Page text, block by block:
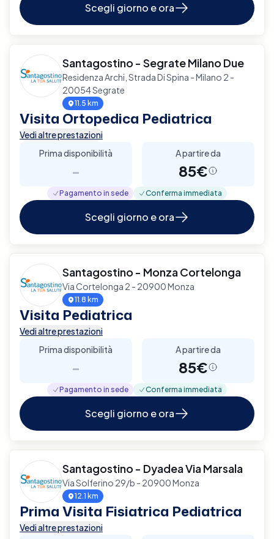
Scegli giorno e ora
Santagostino - Segrate Milano Due
Residenza Archi, Strada Di Spina - Milano 2 -
20054 Segrate
11.5 km
Visita Ortopedica Pediatrica
Vedi altre prestazioni
Prima disponibilità
-
A partire da
85€
Pagamento in sede Conferma immediata
Scegli giorno e ora
Santagostino - Monza Cortelonga
Via Cortelonga 2 - 20900 Monza
11.8 km
Visita Pediatrica
Vedi altre prestazioni
Prima disponibilità
-
A partire da
85€
Pagamento in sede Conferma immediata
Scegli giorno e ora
Santagostino - Dyadea Via Marsala
Via Solferino 29/b - 20900 Monza
12.1 km
Prima Visita Fisiatrica Pediatrica
Vedi altre prestazioni